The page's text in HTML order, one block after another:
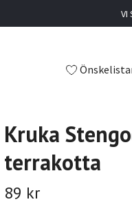
VI
Kruka
terrakotta
89 kr